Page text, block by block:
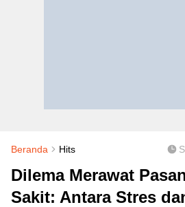
Beranda Hits
Dilema Merawat
Sakit: Antara Stres